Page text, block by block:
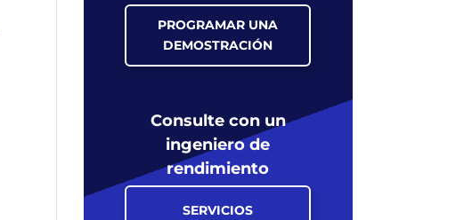
PROGRAMAR UNA
DEMOSTRACIÓN
Consulte con un
ingeniero de
rendimiento
SERVICIOS